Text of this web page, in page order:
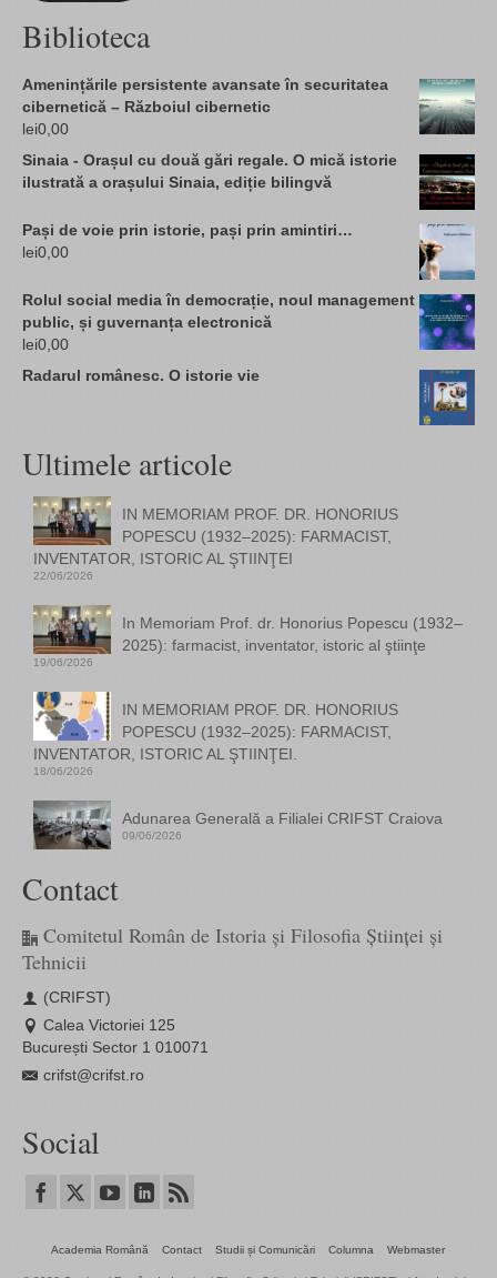
Biblioteca
Amenințările persistente avansate în securitatea
cibernetică – Războiul cibernetic
lei0,00
Sinaia - Orașul cu două gări regale. O mică istorie
ilustrată a orașului Sinaia, ediție bilingvă
Pași de voie prin istorie, pași prin amintiri…
lei0,00
Rolul social media în democrație, noul management
public, și guvernanța electronică
lei0,00
Radarul românesc. O istorie vie
Ultimele articole
IN MEMORIAM PROF. DR. HONORIUS
POPESCU (1932–2025): FARMACIST,
INVENTATOR, ISTORIC AL ŞTIINŢEI
22/06/2026
In Memoriam Prof. dr. Honorius Popescu (1932–
2025): farmacist, inventator, istoric al ştiinţe
19/06/2026
IN MEMORIAM PROF. DR. HONORIUS
POPESCU (1932–2025): FARMACIST,
INVENTATOR, ISTORIC AL ŞTIINŢEI.
18/06/2026
Adunarea Generală a Filialei CRIFST Craiova
09/06/2026
Contact
Comitetul Român de Istoria și Filosofia Științei și
Tehnicii
(CRIFST)
Calea Victoriei 125
București Sector 1 010071
crifst@crifst.ro
Social
Academia Română Contact Studii și Comunicări Columna Webmaster